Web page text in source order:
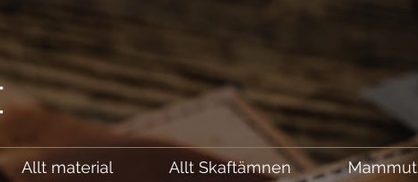
Allt material Allt Skaftämnen Mammut